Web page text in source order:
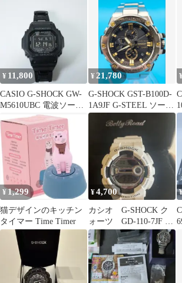
ト 学習タイマー 時間管
理 TTM9-HMM-W
¥ 11,800
CASIO G-SHOCK GW-
M5610UBC 電波ソーラ
¥ 21,780
G-SHOCK GST-B100D-
1A9JF G-STEEL ソーラ
ー
¥1,299
猫デザインのキッチン
タイマー Time Timer
¥4,700
カシオ G-SHOCK ク
ォーツ GD-110-7JF お
値下げ